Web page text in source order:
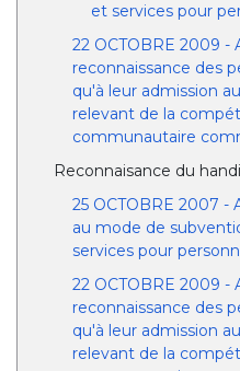
et services pour
22 OCTOBRE 2009 -
reconnaissance des
qu'à leur admission
relevant de la
communautaire
Reconnaisance du
25 OCTOBRE 2007
au mode de
services pour
22 OCTOBRE 2009 -
reconnaissance des
qu'à leur admission
relevant de la